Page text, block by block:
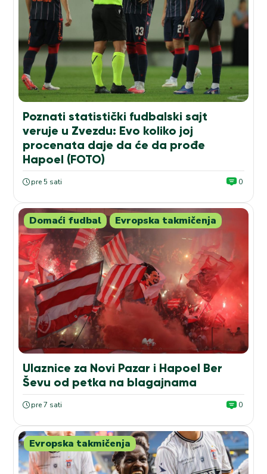
Poznati statistički fudbalski sajt
veruje u Zvezdu: Evo koliko joj
procenata daje da će da prođe
Hapoel (FOTO)
pre 5 sati 0
Domaći fudbal Evropska takmičenja
Ulaznice za Novi Pazar i Hapoel Ber
Ševu od petka na blagajnama
pre 7 sati 0
Evropska takmičenja